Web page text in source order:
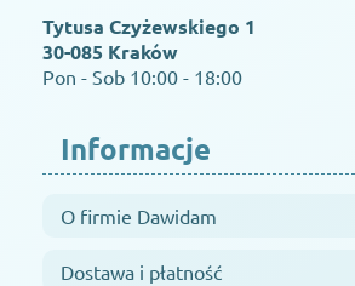
Tytusa Czyżewskiego 1
30-085 Kraków
Pon - Sob 10:00 - 18:00
Informacje
O firmie Dawidam
Dostawa i płatność